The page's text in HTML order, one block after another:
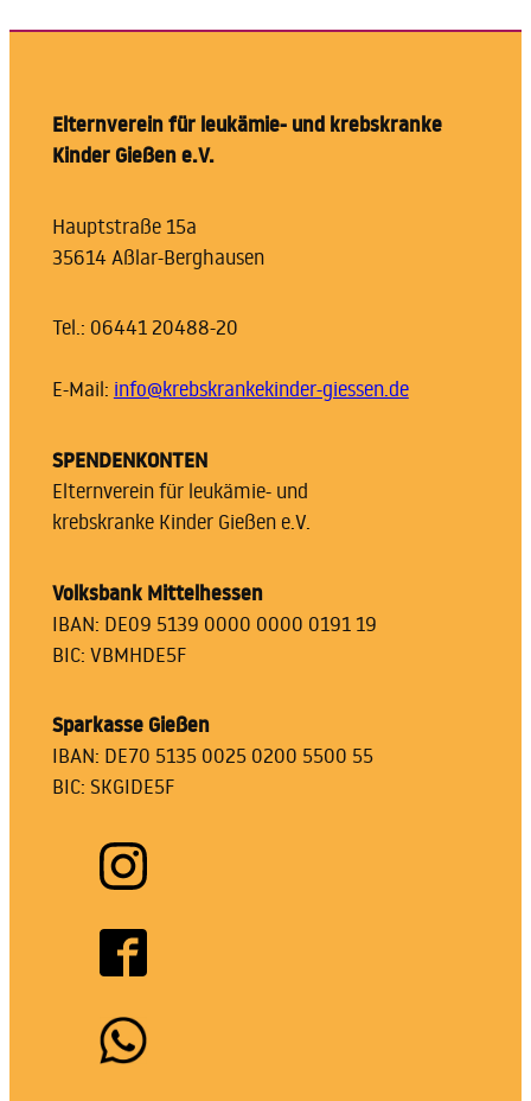
Elternverein für leukämie- und krebskranke
Kinder Gießen e.V.
Hauptstraße 15a
35614 Aßlar-Berghausen
Tel.: 06441 20488-20
E-Mail: info@krebskrankekinder-giessen.de
SPENDENKONTEN
Elternverein für leukämie- und
krebskranke Kinder Gießen e.V.
Volksbank Mittelhessen
IBAN: DE09 5139 0000 0000 0191 19
BIC: VBMHDE5F
Sparkasse Gießen
IBAN: DE70 5135 0025 0200 5500 55
BIC: SKGIDE5F